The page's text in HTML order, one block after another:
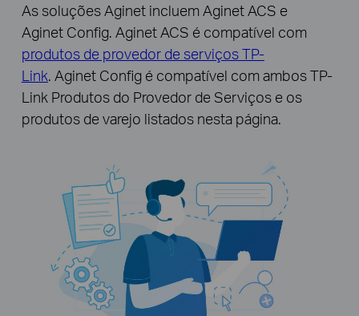
As soluções Aginet incluem Aginet ACS e
Aginet Config. Aginet ACS é compatível com
produtos de provedor de serviços TP-
Link. Aginet Config é compatível com ambos TP-
Link Produtos do Provedor de Serviços e os
produtos de varejo listados nesta página.